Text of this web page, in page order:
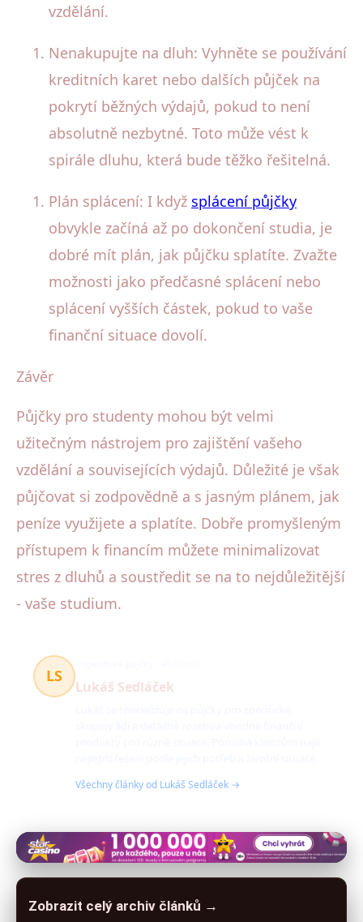
vzdělání.
Nenakupujte na dluh: Vyhněte se používání
kreditních karet nebo dalších půjček na
pokrytí běžných výdajů, pokud to není
absolutně nezbytné. Toto může vést k
spirále dluhu, která bude těžko řešitelná.
Plán splácení: I když splácení půjčky
obvykle začíná až po dokončení studia, je
dobré mít plán, jak půjčku splatíte. Zvažte
možnosti jako předčasné splácení nebo
splácení vyšších částek, pokud to vaše
finanční situace dovolí.
Závěr
Půjčky pro studenty mohou být velmi
užitečným nástrojem pro zajištění vašeho
vzdělání a souvisejících výdajů. Důležité je však
půjčovat si zodpovědně a s jasným plánem, jak
peníze využijete a splatíte. Dobře promyšleným
přístupem k financím můžete minimalizovat
stres z dluhů a soustředit se na to nejdůležitější
- vaše studium.
LS
Lukáš Sedláček
Všechny články od Lukáš Sedláček →
Zobrazit celý archiv článků →